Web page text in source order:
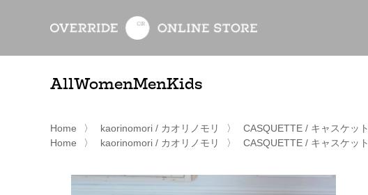
AllWomenMenKids
Home 〉 kaorinomori / カオリノモリ 〉 CASQUETTE / キャスケット
Home
〉 kaorinomori / カオリノモリ 〉 CASQUETTE / キャスケット